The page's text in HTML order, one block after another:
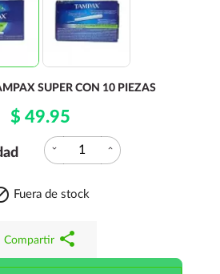
SUPER CON 10 PIEZAS
$ 49.95
expand_more expand_less
Fuera de stock
Compartir share